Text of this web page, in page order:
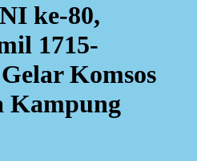
ke-80,
1715-
Komsos
Kampung